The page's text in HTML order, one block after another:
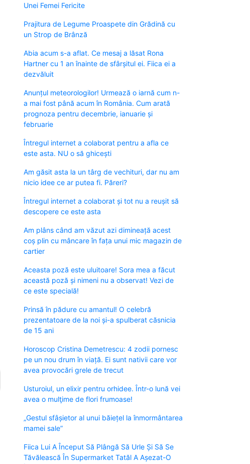
Unei Femei Fericite
Prajitura de Legume Proaspete din Grădină cu
un Strop de Brânză
Abia acum s-a aflat. Ce mesaj a lăsat Rona
Hartner cu 1 an înainte de sfârșitul ei. Fiica ei a
dezvăluit
Anunțul meteorologilor! Urmează o iarnă cum n-
a mai fost până acum în România. Cum arată
prognoza pentru decembrie, ianuarie și
februarie
Întregul internet a colaborat pentru a afla ce
este asta. NU o să ghicești
Am găsit asta la un târg de vechituri, dar nu am
nicio idee ce ar putea fi. Păreri?
Întregul internet a colaborat și tot nu a reușit să
descopere ce este asta
Am plâns când am văzut azi dimineață acest
coș plin cu mâncare în fața unui mic magazin de
cartier
Aceasta poză este uluitoare! Sora mea a făcut
această poză și nimeni nu a observat! Vezi de
ce este specială!
Prinsă în pădure cu amantul! O celebră
prezentatoare de la noi și-a spulberat căsnicia
de 15 ani
Horoscop Cristina Demetrescu: 4 zodii pornesc
pe un nou drum în viață. Ei sunt nativii care vor
avea provocări grele de trecut
Usturoiul, un elixir pentru orhidee. Într-o lună vei
avea o mulţime de flori frumoase!
„Gestul sfâșietor al unui băiețel la înmormântarea
mamei sale”
Fiica Lui A Început Să Plângă Să Urle Și Să Se
Tăvălească În Supermarket Tatăl A Așezat-O